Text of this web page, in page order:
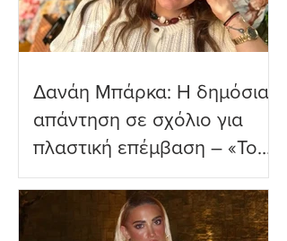
Δανάη Μπάρκα: Η δημόσια
απάντηση σε σχόλιο για
πλαστική επέμβαση – «Το
ωραιότερο σχόλιο που